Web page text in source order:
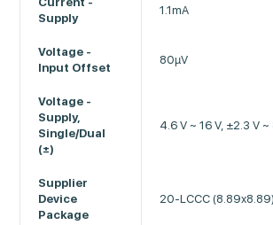
Supply
1.1mA
Voltage -
Input Offset
80µV
Voltage -
Supply,
Single/Dual
(±)
4.6 V ~ 16 V, ±2.3 V ~
Supplier
Device
Package
20-LCCC (8.89x8.89)